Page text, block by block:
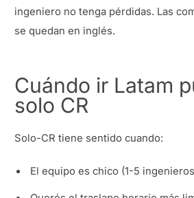
ingeniero no tenga pérdidas. Las
se quedan en inglés.
Cuándo ir Latam
solo CR
Solo-CR tiene sentido cuando:
El equipo es chico (1-5